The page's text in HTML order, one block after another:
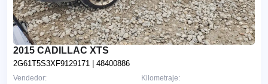
2015 CADILLAC XTS
2G61T5S3XF9129171 | 48400886
Kilometraje:
Vendedor: